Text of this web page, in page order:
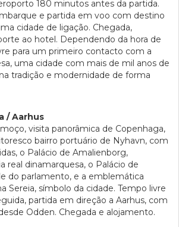
180 minutos antes da partida.
e partida em voo com destino
cidade de ligação. Chegada,
ao hotel. Dependendo da hora de
para um primeiro contacto com a
uma cidade com mais de mil anos de
tradição e modernidade de forma
/ Aarhus
visita panorâmica de Copenhaga,
bairro portuário de Nyhavn, com
o Palácio de Amalienborg,
real dinamarquesa, o Palácio de
do parlamento, e a emblemática
Sereia, símbolo da cidade. Tempo livre
partida em direção a Aarhus, com
Odden. Chegada e alojamento.